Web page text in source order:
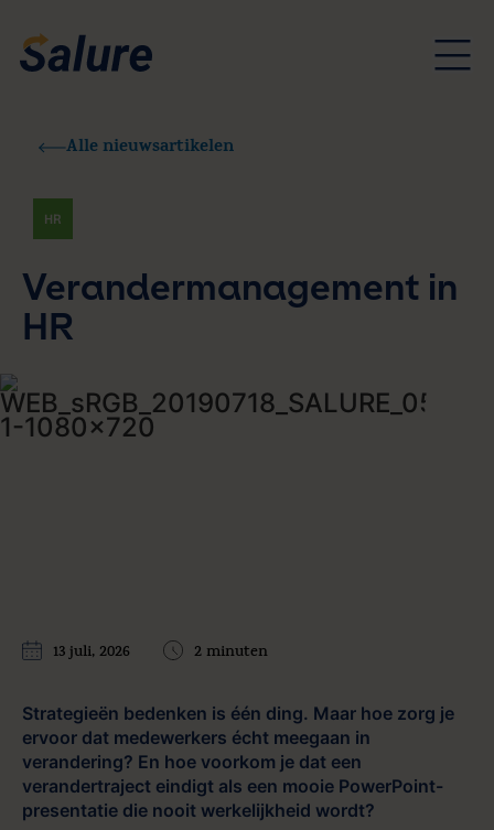
Alle nieuwsartikelen
HR
Verandermanagement in
HR
13 juli, 2026 2 minuten
Strategieën bedenken is één ding. Maar hoe zorg je
ervoor dat medewerkers écht meegaan in
verandering? En hoe voorkom je dat een
verandertraject eindigt als een mooie PowerPoint-
presentatie die nooit werkelijkheid wordt?